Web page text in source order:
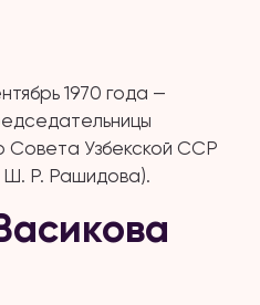
1970 года —
Совета Узбекской ССР
Ш. Р. Рашидова).